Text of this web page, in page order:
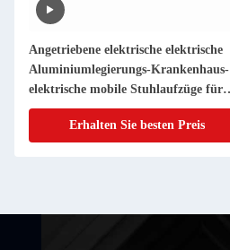
Angetriebene elektrische elektrische
Aluminiumlegierungs-Krankenhaus-
elektrische mobile Stuhlaufzüge für
Rollstühle
Erhalten Sie besten Preis